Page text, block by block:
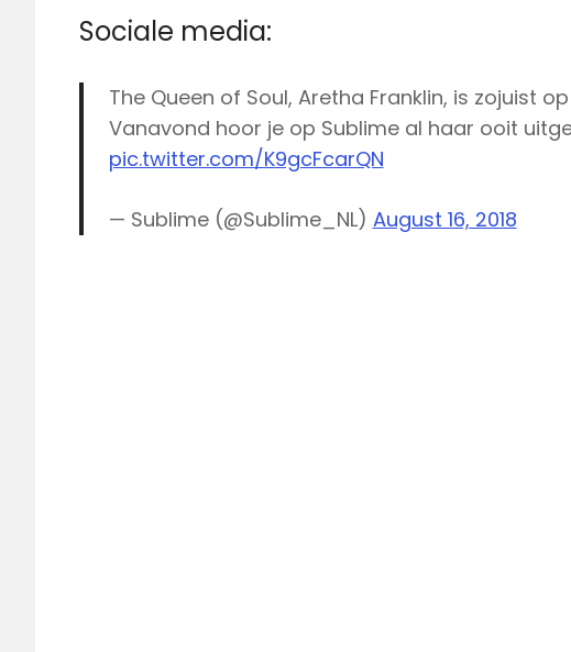
Sociale media:
The Queen of Soul, Aretha Franklin, is zojuist
Vanavond hoor je op Sublime al haar ooit
pic.twitter.com/K9gcFcarQN
— Sublime (@Sublime_NL) August 16, 2018